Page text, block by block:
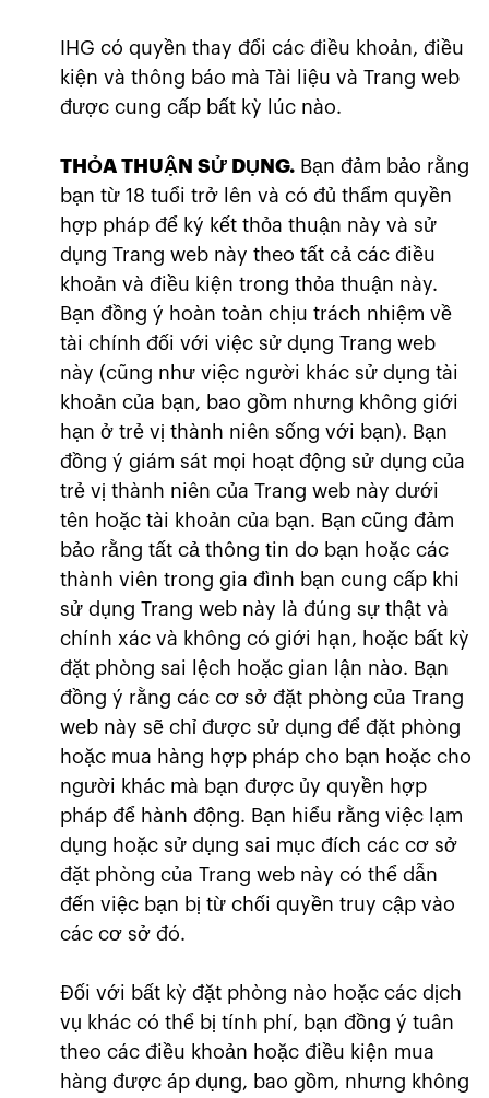
IHG có quyền thay đổi các điều khoản, điều
kiện và thông báo mà Tài liệu và Trang web
được cung cấp bất kỳ lúc nào.
THỎA THUẬN SỬ DỤNG. Bạn đảm bảo rằng
bạn từ 18 tuổi trở lên và có đủ thẩm quyền
hợp pháp để ký kết thỏa thuận này và sử
dụng Trang web này theo tất cả các điều
khoản và điều kiện trong thỏa thuận này.
Bạn đồng ý hoàn toàn chịu trách nhiệm về
tài chính đối với việc sử dụng Trang web
này (cũng như việc người khác sử dụng tài
khoản của bạn, bao gồm nhưng không giới
hạn ở trẻ vị thành niên sống với bạn). Bạn
đồng ý giám sát mọi hoạt động sử dụng của
trẻ vị thành niên của Trang web này dưới
tên hoặc tài khoản của bạn. Bạn cũng đảm
bảo rằng tất cả thông tin do bạn hoặc các
thành viên trong gia đình bạn cung cấp khi
sử dụng Trang web này là đúng sự thật và
chính xác và không có giới hạn, hoặc bất kỳ
đặt phòng sai lệch hoặc gian lận nào. Bạn
đồng ý rằng các cơ sở đặt phòng của Trang
web này sẽ chỉ được sử dụng để đặt phòng
hoặc mua hàng hợp pháp cho bạn hoặc cho
người khác mà bạn được ủy quyền hợp
pháp để hành động. Bạn hiểu rằng việc lạm
dụng hoặc sử dụng sai mục đích các cơ sở
đặt phòng của Trang web này có thể dẫn
đến việc bạn bị từ chối quyền truy cập vào
các cơ sở đó.
Đối với bất kỳ đặt phòng nào hoặc các dịch
vụ khác có thể bị tính phí, bạn đồng ý tuân
theo các điều khoản hoặc điều kiện mua
hàng được áp dụng, bao gồm, nhưng không